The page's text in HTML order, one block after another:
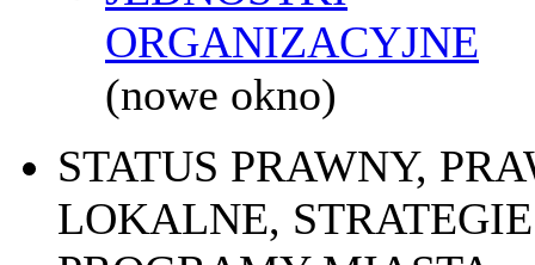
ORGANIZACYJNE
(nowe okno)
STATUS PRAWNY,
LOKALNE,